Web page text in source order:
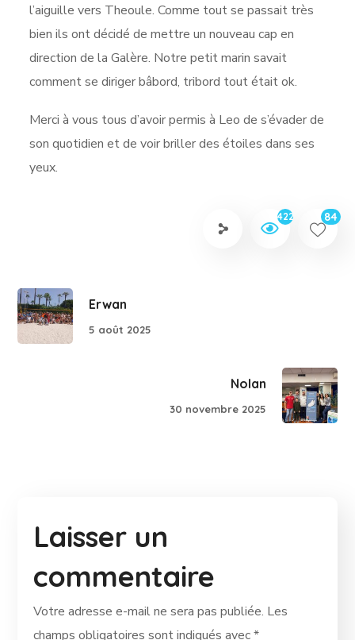
l’aiguille vers Theoule. Comme tout se passait très
bien ils ont décidé de mettre un nouveau cap en
direction de la Galère. Notre petit marin savait
comment se diriger bâbord, tribord tout était ok.
Merci à vous tous d’avoir permis à Leo de s’évader de
son quotidien et de voir briller des étoiles dans ses
yeux.
422 84
Erwan
5 août 2025
Nolan
30 novembre 2025
Laisser un
commentaire
Votre adresse e-mail ne sera pas publiée. Les
champs obligatoires sont indiqués avec*